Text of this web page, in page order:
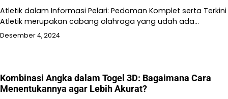
Atletik dalam Informasi Pelari: Pedoman Komplet serta Terkini
Atletik merupakan cabang olahraga yang udah ada…
Desember 4, 2024
Kombinasi Angka dalam Togel 3D: Bagaimana Cara
Menentukannya agar Lebih Akurat?